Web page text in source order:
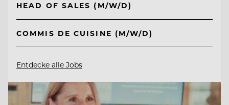
HEAD OF SALES (M/W/D)
COMMIS DE CUISINE (M/W/D)
Entdecke alle Jobs